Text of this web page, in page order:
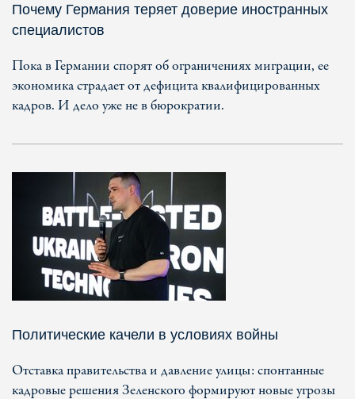
Почему Германия теряет доверие иностранных
специалистов
Пока в Германии спорят об ограничениях миграции, ее
экономика страдает от дефицита квалифицированных
кадров. И дело уже не в бюрократии.
Политические качели в условиях войны
Отставка правительства и давление улицы: спонтанные
кадровые решения Зеленского формируют новые угрозы